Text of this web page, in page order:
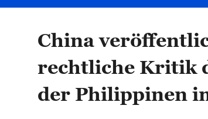
China
rechtliche Kritik
der Philippinen